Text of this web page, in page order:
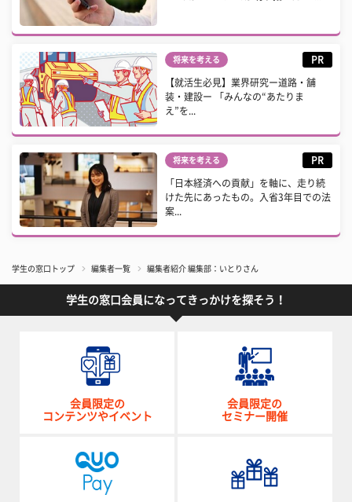
将来を考える PR
【就活生必見】業界研究ー道路・舗
装・建設ー 「みんなの“あたりま
え”を...
将来を考える PR
「日本経済への貢献」を軸に、走り続
けた先にあったもの。入省3年目での法
案...
学生の窓口トップ 編集者一覧 編集者紹介 編集部：いとりさん
学生の窓口会員になってきっかけを探そう！
会員限定の
コンテンツやイベント
会員限定の
セミナー開催